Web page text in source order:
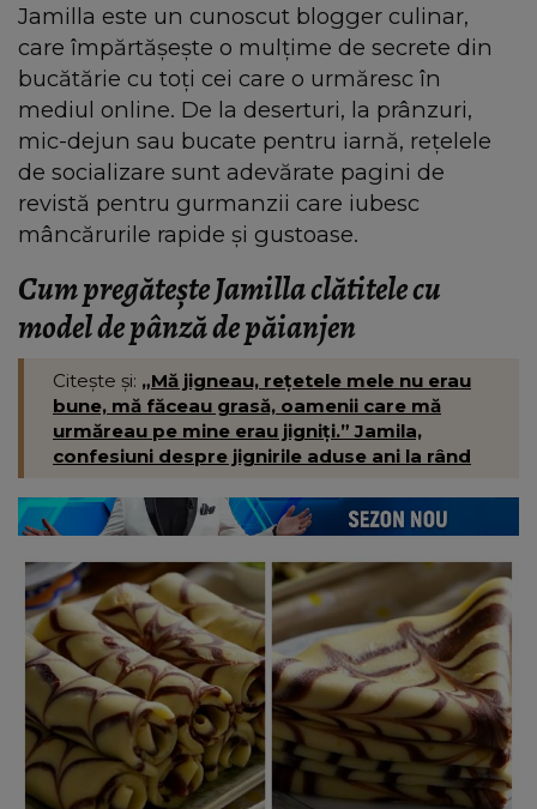
Jamilla este un cunoscut blogger culinar,
care împărtășește o mulțime de secrete din
bucătărie cu toți cei care o urmăresc în
mediul online. De la deserturi, la prânzuri,
mic-dejun sau bucate pentru iarnă, rețelele
de socializare sunt adevărate pagini de
revistă pentru gurmanzii care iubesc
mâncărurile rapide și gustoase.
Cum pregătește Jamilla clătitele cu
model de pânză de păianjen
Citește și: „Mă jigneau, rețetele mele nu erau
bune, mă făceau grasă, oamenii care mă
urmăreau pe mine erau jigniți.” Jamila,
confesiuni despre jignirile aduse ani la rând